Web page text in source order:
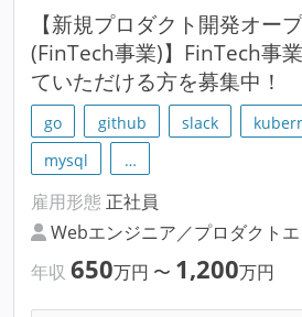
【新規プロダクト開発オー
(FinTech事業)】FinTech事
ていただける方を募集中！
go github slack
mysql
…
雇用形態 正社員
Webエンジニア／プロダクト
年収 650万円 〜 1,200万円